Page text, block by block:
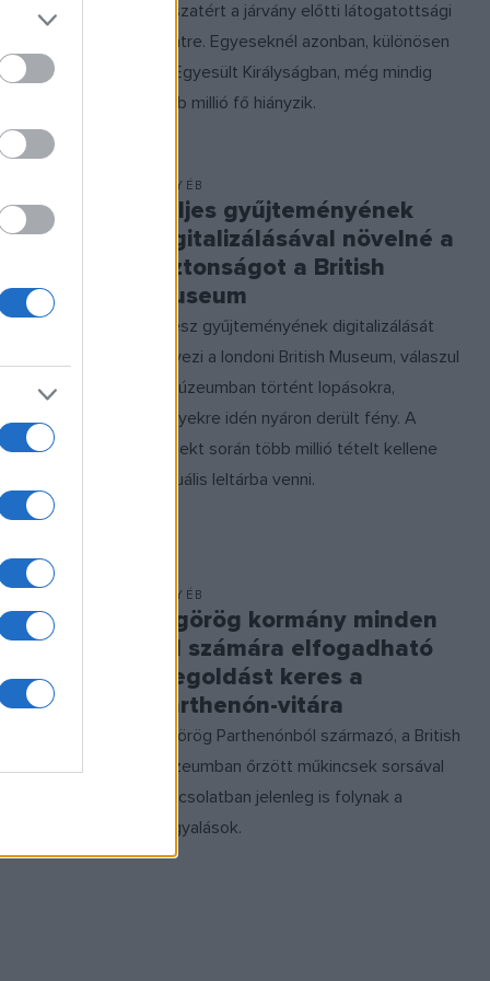
visszatért a járvány előtti látogatottsági
szintre. Egyeseknél azonban, különösen
az Egyesült Királyságban, még mindig
több millió fő hiányzik.
is
Elgin-
EGYÉB
Teljes gyűjteményének
digitalizálásával növelné a
biztonságot a British
Museum
Egész gyűjteményének digitalizálását
tervezi a londoni British Museum, válaszul
a múzeumban történt lopásokra,
melyekre idén nyáron derült fény. A
projekt során több millió tételt kellene
virtuális leltárba venni.
a
a
EGYÉB
A görög kormány minden
fél számára elfogadható
megoldást keres a
Parthenón-vitára
A görög Parthenónból származó, a British
Múzeumban őrzött műkincsek sorsával
kapcsolatban jelenleg is folynak a
tárgyalások.